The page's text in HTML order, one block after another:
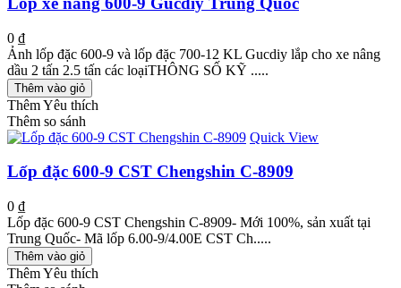
0 ₫
Ảnh lốp đặc 600-9 và lốp đặc 700-12 KL Gucdiy lắp cho xe nâng
dầu 2 tấn 2.5 tấn các loạiTHÔNG SỐ KỸ .....
Thêm vào giỏ
Thêm Yêu thích
Thêm so sánh
Quick View
Lốp đặc 600-9 CST Chengshin C-8909
0 ₫
Lốp đặc 600-9 CST Chengshin C-8909- Mới 100%, sản xuất tại
Trung Quốc- Mã lốp 6.00-9/4.00E CST Ch.....
Thêm vào giỏ
Thêm Yêu thích